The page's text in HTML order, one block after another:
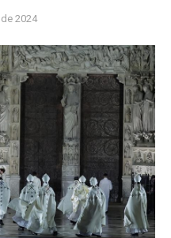
2024